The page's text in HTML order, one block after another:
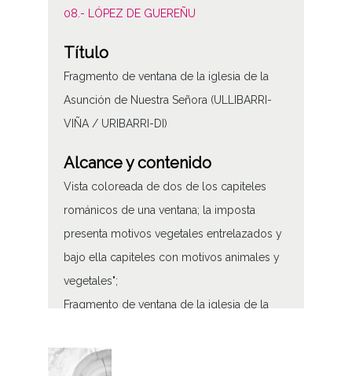
08.- LÓPEZ DE GUEREÑU
Título
Fragmento de ventana de la iglesia de la
Asunción de Nuestra Señora (ULLIBARRI-
VIÑA / URIBARRI-DI)
Alcance y contenido
Vista coloreada de dos de los capiteles
románicos de una ventana; la imposta
presenta motivos vegetales entrelazados y
bajo ella capiteles con motivos animales y
vegetales";
Fragmento de ventana de la iglesia de la
Viña